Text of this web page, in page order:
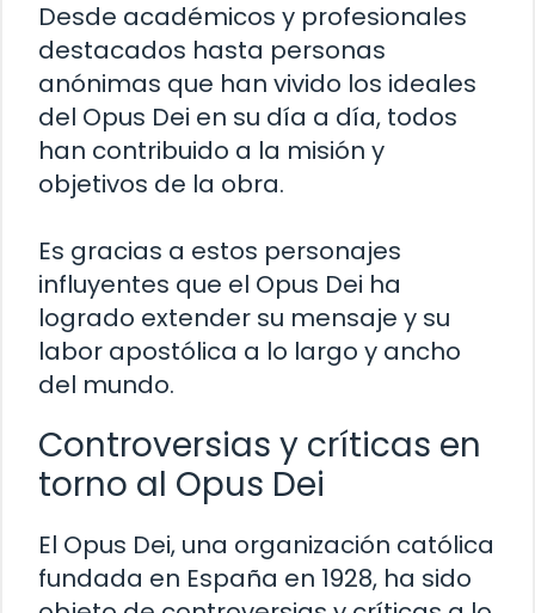
Desde académicos y profesionales
destacados hasta personas
anónimas que han vivido los ideales
del Opus Dei en su día a día, todos
han contribuido a la misión y
objetivos de la obra.
Es gracias a estos personajes
influyentes que el Opus Dei ha
logrado extender su mensaje y su
labor apostólica a lo largo y ancho
del mundo.
Controversias y críticas en
torno al Opus Dei
El Opus Dei, una organización católica
fundada en España en 1928, ha sido